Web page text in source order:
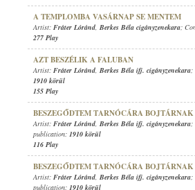
A TEMPLOMBA VASÁRNAP SE MENTEM
Artist: Fráter Lóránd, Berkes Béla cigányzenekara;
277 Play
AZT BESZÉLIK A FALUBAN
Artist: Fráter Lóránd, Berkes Béla ifj. cigányzenekara;
1910 körül
155 Play
BESZEGŐDTEM TARNÓCÁRA BOJTÁRNAK
Artist: Fráter Lóránd, Berkes Béla ifj. cigányzenekara;
publication: 1910 körül
116 Play
BESZEGŐDTEM TARNÓCÁRA BOJTÁRNAK
Artist: Fráter Lóránd, Berkes Béla ifj. cigányzenekara;
publication: 1910 körül